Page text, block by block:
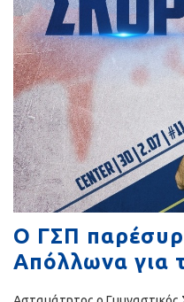
O ΓΣΠ
Απόλλωνα για